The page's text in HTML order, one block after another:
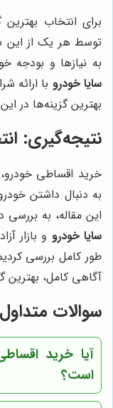
برای انتخاب
توسط هر یک از این
به نیازها و بودجه
سایا خودرو با ارائه
بهترین گزینه‌ها در
نتیجه‌گیری:
خرید اقساطی
به دنبال داشتن
این مقاله، به
سایا خودرو و بازار
طور کامل بررسی
آگاهی کامل، بهترین
سوالات
آیا خرید
است؟